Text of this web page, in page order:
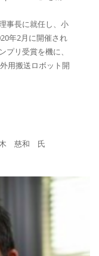
事長に就任し、小
年2月に開催され
プリ受賞を機に、
用搬送ロボット開
木 慈和 氏